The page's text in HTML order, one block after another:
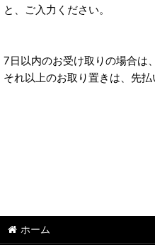
と、ご入力ください。
7日以内のお受け取りの場合は
それ以上のお取り置きは、先
ホーム